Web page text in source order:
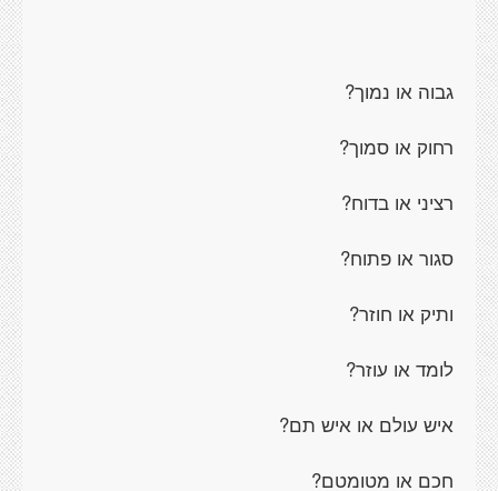
גבוה או נמוך?
רחוק או סמוך?
רציני או בדוח?
סגור או פתוח?
ותיק או חוזר?
לומד או עוזר?
איש עולם או איש תם?
חכם או מטומטם?